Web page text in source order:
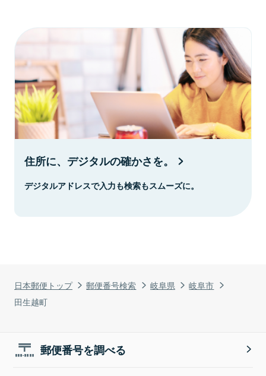
日本郵便トップ 郵便番号検索 岐阜県
岐阜市
田生越町
住所に、デジタルの確かさを。
デジタルアドレスで入力も検索もスムーズに。
郵便番号を調べる